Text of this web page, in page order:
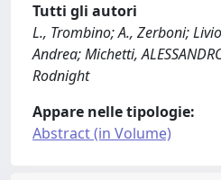
Tutti gli autori
L., Trombino; A., Zerboni;
Andrea; Michetti,
Rodnight
Appare nelle tipologie:
Abstract (in Volume)